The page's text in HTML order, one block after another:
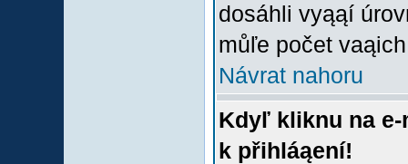
dosáhli vyąąí
můľe počet
Návrat nahoru
Kdyľ kliknu na
k přihláąení!